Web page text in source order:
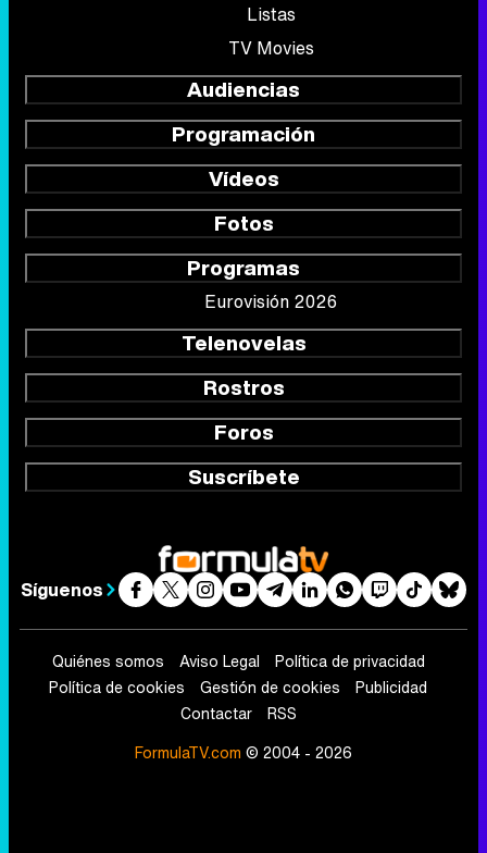
Listas
TV Movies
Audiencias
Programación
Vídeos
Fotos
Programas
Eurovisión 2026
Telenovelas
Rostros
Foros
Suscríbete
Síguenos
Quiénes somos Aviso Legal
Política de privacidad
Política de cookies
Gestión de cookies
Publicidad
Contactar
RSS
FormulaTV.com © 2004 - 2026